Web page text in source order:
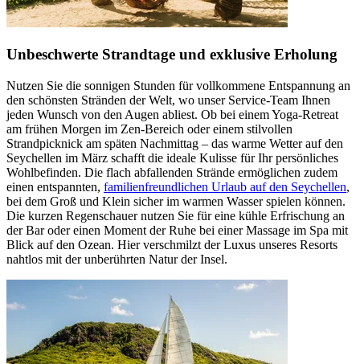
Unbeschwerte Strandtage und exklusive Erholung
Nutzen Sie die sonnigen Stunden für vollkommene Entspannung an
den schönsten Stränden der Welt, wo unser Service-Team Ihnen
jeden Wunsch von den Augen abliest. Ob bei einem Yoga-Retreat
am frühen Morgen im Zen-Bereich oder einem stilvollen
Strandpicknick am späten Nachmittag – das warme Wetter auf den
Seychellen im März schafft die ideale Kulisse für Ihr persönliches
Wohlbefinden. Die flach abfallenden Strände ermöglichen zudem
einen entspannten, familienfreundlichen Urlaub auf den Seychellen,
bei dem Groß und Klein sicher im warmen Wasser spielen können.
Die kurzen Regenschauer nutzen Sie für eine kühle Erfrischung an
der Bar oder einen Moment der Ruhe bei einer Massage im Spa mit
Blick auf den Ozean. Hier verschmilzt der Luxus unseres Resorts
nahtlos mit der unberührten Natur der Insel.